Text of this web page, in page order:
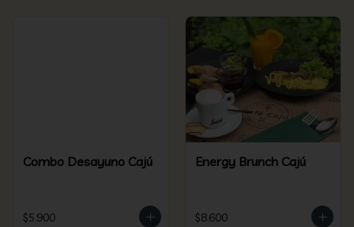
Combo Desayuno Cajú
$5.900
Energy Brunch Cajú
$8.600